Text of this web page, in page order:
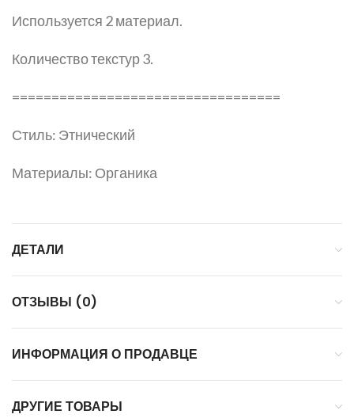
Используется 2 материал.
Количество текстур 3.
==================================
Стиль: Этнический
Материалы: Органика
ДЕТАЛИ
ОТЗЫВЫ (0)
ИНФОРМАЦИЯ О ПРОДАВЦЕ
ДРУГИЕ ТОВАРЫ